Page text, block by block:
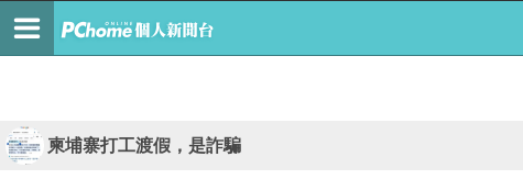
柬埔寨打工渡假，是詐騙